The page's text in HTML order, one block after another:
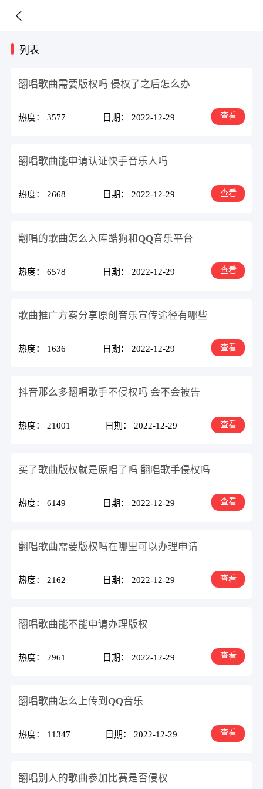
列表
翻唱歌曲需要版权吗 侵权了之后怎么办
热度： 3577 日期： 2022-12-29 查看
翻唱歌曲能申请认证快手音乐人吗
热度： 2668 日期： 2022-12-29 查看
翻唱的歌曲怎么入库酷狗和QQ音乐平台
热度： 6578 日期： 2022-12-29 查看
歌曲推广方案分享原创音乐宣传途径有哪些
热度： 1636 日期： 2022-12-29 查看
抖音那么多翻唱歌手不侵权吗 会不会被告
热度： 21001 日期： 2022-12-29 查看
买了歌曲版权就是原唱了吗 翻唱歌手侵权吗
热度： 6149 日期： 2022-12-29 查看
翻唱歌曲需要版权吗在哪里可以办理申请
热度： 2162 日期： 2022-12-29 查看
翻唱歌曲能不能申请办理版权
热度： 2961 日期： 2022-12-29 查看
翻唱歌曲怎么上传到QQ音乐
热度： 11347 日期： 2022-12-29 查看
翻唱别人的歌曲参加比赛是否侵权